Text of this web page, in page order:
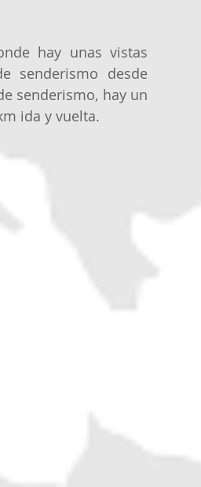
hay unas vistas
senderismo desde
senderismo, hay un
ida y vuelta.